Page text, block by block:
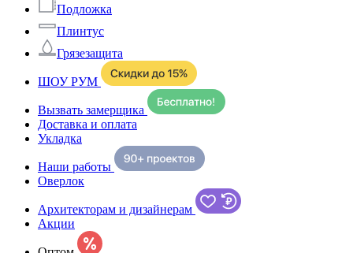
Подложка
Плинтус
Грязезащита
ШОУ РУМ
Вызвать замерщика
Доставка и оплата
Укладка
Наши работы
Оверлок
Архитекторам и дизайнерам
Акции